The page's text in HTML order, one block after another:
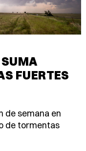
SUMA
FUERTES
de semana en
de tormentas